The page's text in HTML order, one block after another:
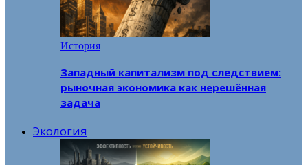
История
Западный капитализм под следствием:
рыночная экономика как нерешённая
задача
Экология